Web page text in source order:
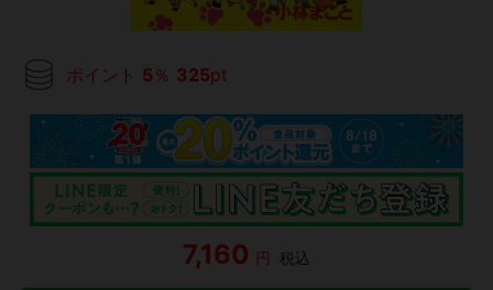
ポイント 5 ％ 325pt
7,160 円 税込